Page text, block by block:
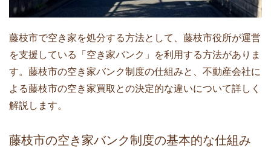
藤枝市で空き家を処分する方法として、藤枝市役所が運営
を支援している「空き家バンク」を利用する方法がありま
す。藤枝市の空き家バンク制度の仕組みと、不動産会社に
よる藤枝市の空き家買取との決定的な違いについて詳しく
解説します。
藤枝市の空き家バンク制度の基本的な仕組み